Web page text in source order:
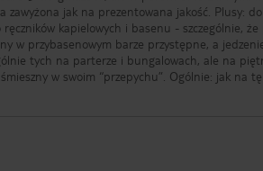
zawyżona jak na prezentowana jakość. Plusy:
kapielowych i basenu - szczególnie, że
w przybasenowym barze przystępne, a
tych na parterze i bungalowach, ale na